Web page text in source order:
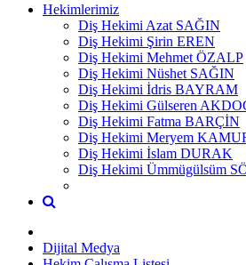
Hekimlerimiz
Diş Hekimi Azat SAĞIN
Diş Hekimi Şirin EREN
Diş Hekimi Mehmet ÖZALP
Diş Hekimi Nüshet SAĞIN
Diş Hekimi İdris BAYRAM
Diş Hekimi Gülseren
Diş Hekimi Fatma BARÇİN
Diş Hekimi Meryem
Diş Hekimi İslam DURAK
Diş Hekimi Ümmügülsüm
Dijital Medya